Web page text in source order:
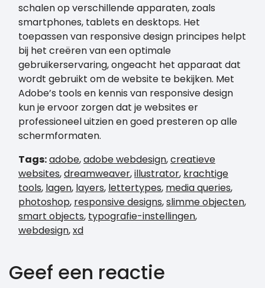
schalen op verschillende apparaten, zoals
smartphones, tablets en desktops. Het
toepassen van responsive design principes helpt
bij het creëren van een optimale
gebruikerservaring, ongeacht het apparaat dat
wordt gebruikt om de website te bekijken. Met
Adobe’s tools en kennis van responsive design
kun je ervoor zorgen dat je websites er
professioneel uitzien en goed presteren op alle
schermformaten.
Tags:adobe,adobe webdesign,creatieve
websites,dreamweaver,illustrator, krachtige
tools, lagen, layers, lettertypes, media queries,
photoshop, responsive designs,slimme objecten,
smart objects, typografie-instellingen,
webdesign,xd
Geef een reactie